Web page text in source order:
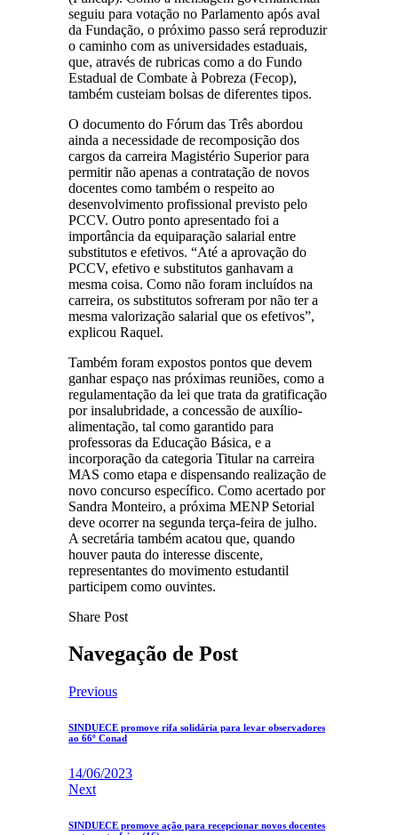
seguiu para votação no Parlamento após aval
da Fundação, o próximo passo será reproduzir
o caminho com as universidades estaduais,
que, através de rubricas como a do Fundo
Estadual de Combate à Pobreza (Fecop),
também custeiam bolsas de diferentes tipos.
O documento do Fórum das Três abordou
ainda a necessidade de recomposição dos
cargos da carreira Magistério Superior para
permitir não apenas a contratação de novos
docentes como também o respeito ao
desenvolvimento profissional previsto pelo
PCCV. Outro ponto apresentado foi a
importância da equiparação salarial entre
substitutos e efetivos. “Até a aprovação do
PCCV, efetivo e substitutos ganhavam a
mesma coisa. Como não foram incluídos na
carreira, os substitutos sofreram por não ter a
mesma valorização salarial que os efetivos”,
explicou Raquel.
Também foram expostos pontos que devem
ganhar espaço nas próximas reuniões, como a
regulamentação da lei que trata da gratificação
por insalubridade, a concessão de auxílio-
alimentação, tal como garantido para
professoras da Educação Básica, e a
incorporação da categoria Titular na carreira
MAS como etapa e dispensando realização de
novo concurso específico. Como acertado por
Sandra Monteiro, a próxima MENP Setorial
deve ocorrer na segunda terça-feira de julho.
A secretária também acatou que, quando
houver pauta do interesse discente,
representantes do movimento estudantil
participem como ouvintes.
Share Post
Navegação de Post
Previous
SINDUECE promove rifa solidária para levar observadores
ao 66º Conad
14/06/2023
Next
SINDUECE promove ação para recepcionar novos docentes